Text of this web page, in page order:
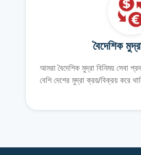
বৈদেশিক
আমরা বৈদেশিক মুদ্রা বিনিময় সেবা
বেশি দেশের মুদ্রা ক্রয়/বিক্রয় করে